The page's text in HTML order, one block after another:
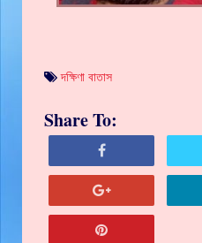
দক্ষিণা বাতাস
Share To: